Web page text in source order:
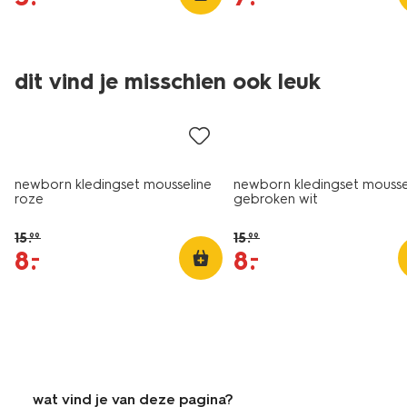
dit vind je misschien ook leuk
sale
newborn kledingset mousseline
roze
15.99
8.
–
sale
newborn kledingset
gebroken wit
15.99
8.
–
wat vind je van deze pagina?